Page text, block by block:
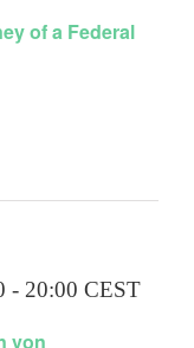
of a Federal
von
- 20:00 CEST